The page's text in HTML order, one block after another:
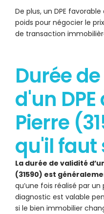
De plus, un DPE
poids pour négocier le
de transaction
Durée
d'un
Pierre
qu'il faut
La durée de validité
(31590) est
qu’une fois réalisé par
diagnostic est valable
si le bien immobilier